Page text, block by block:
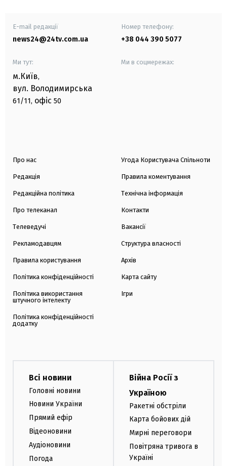
E-mail редакції
news24@24tv.com.ua
Номер телефону:
+38 044 390 5077
Ми тут:
м.Київ,
вул. Володимирська
61/11, офіс 50
Ми в соцмережах:
Про нас
Редакція
Редакційна політика
Про телеканал
Телеведучі
Рекламодавцям
Правила користування
Політика конфіденційності
Політика використання
штучного інтелекту
Політика конфіденційності
додатку
Угода Користувача Спільноти
Правила коментування
Технічна інформація
Контакти
Вакансії
Структура власності
Архів
Карта сайту
Ігри
Всі новини
Головні новини
Новини України
Прямий ефір
Відеоновини
Аудіоновини
Погода
Війна Росії з
Україною
Ракетні обстріли
Карта бойових дій
Мирні переговори
Повітряна тривога в
Україні